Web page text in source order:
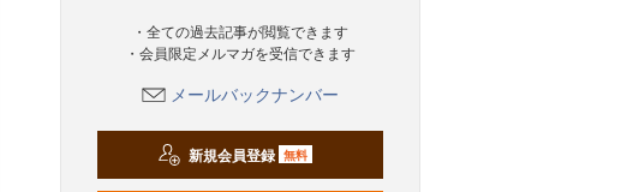
・全ての過去記事が閲覧できます
・会員限定メルマガを受信できます
メールバックナンバー
新規会員登録 無料